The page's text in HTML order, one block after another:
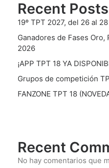
Recent Posts
19º TPT 2027, del 26 al
Ganadores de Fases
2026
¡APP TPT 18 YA
Grupos de competición
FANZONE TPT 18
Recent
No hay comentarios que